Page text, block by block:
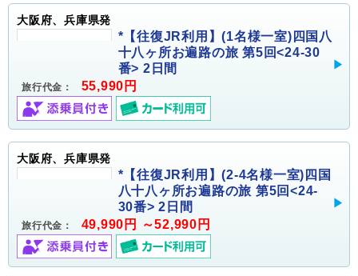
大阪府、兵庫県発
*【往復JR利用】(1名様一室)四国八
十八ヶ所お遍路の旅 第5回<24-30
番> 2日間
旅行代金： 55,990円
大阪府、兵庫県発
*【往復JR利用】(2-4名様一室)四国
八十八ヶ所お遍路の旅 第5回<24-
30番> 2日間
旅行代金： 49,990円 ～52,990円